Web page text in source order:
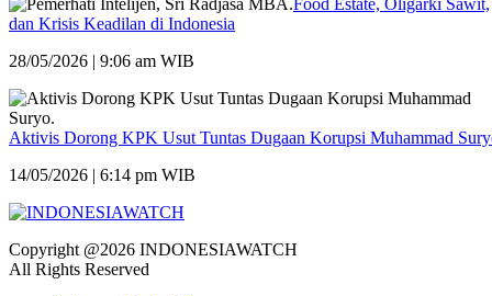
Food Estate, Oligarki Sawit,
dan Krisis Keadilan di Indonesia
28/05/2026 | 9:06 am WIB
Aktivis Dorong KPK Usut Tuntas Dugaan Korupsi Muhammad
14/05/2026 | 6:14 pm WIB
Copyright @2026 INDONESIAWATCH
All Rights Reserved